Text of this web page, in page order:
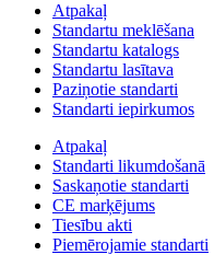
Atpakaļ
Standartu meklēšana
Standartu katalogs
Standartu lasītava
Paziņotie standarti
Standarti iepirkumos
Atpakaļ
Standarti likumdošanā
Saskaņotie standarti
CE marķējums
Tiesību akti
Piemērojamie standarti